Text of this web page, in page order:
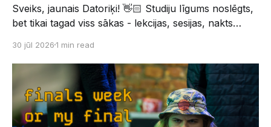
Sveiks, jaunais Datoriķi! 👋🏻 Studiju līgums noslēgts,
bet tikai tagad viss sākas - lekcijas, sesijas, nakts
Un kas gan būtu labāks veids, kā iepazīt savu jauno
dzīvi LU EZTF datoriķu vidē, par došanos uz
leģendāro “Sējienu”? 🐱 Šī pirmsaristoteļa nometne
palīdzēs tev iegūt pirmos draugus, ieskatu studenta
30 jūl 20261 min read